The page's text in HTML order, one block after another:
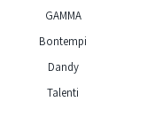
GAMMA
Bontempi
Dandy
Talenti